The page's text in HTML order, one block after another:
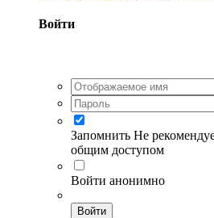
Войти
Запомнить Не
общим доступом
Войти анонимно
Войти